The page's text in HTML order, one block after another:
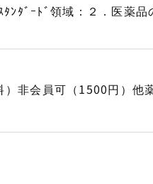
ﾀﾝﾀﾞｰﾄﾞ領域：２．医薬
）非会員可（1500円）他